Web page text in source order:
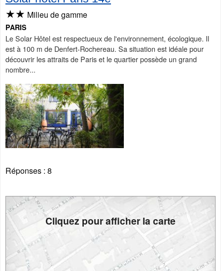
★★ Milieu de gamme
PARIS
Le Solar Hôtel est respectueux de l'environnement, écologique. Il
est à 100 m de Denfert-Rochereau. Sa situation est idéale pour
découvrir les attraits de Paris et le quartier possède un grand
nombre...
Réponses : 8
Cliquez pour afficher la carte